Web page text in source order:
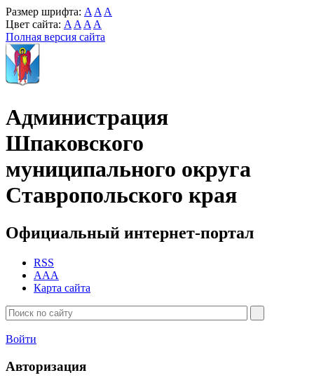
Размер шрифта: A A A
Цвет сайта: A A A A
Полная версия сайта
Администрация
Шпаковского
муниципального округа
Ставропольского края
Официальный интернет-портал
RSS
AAA
Карта сайта
Войти
Авторизация